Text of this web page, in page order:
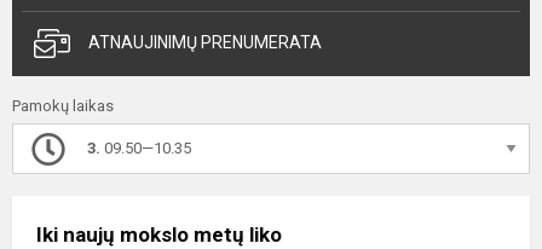
ATNAUJINIMŲ PRENUMERATA
Pamokų laikas
3. 09.50—10.35
Iki naujų mokslo metų liko